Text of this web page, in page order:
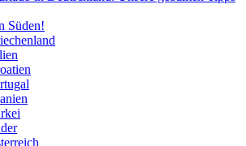
Süden!